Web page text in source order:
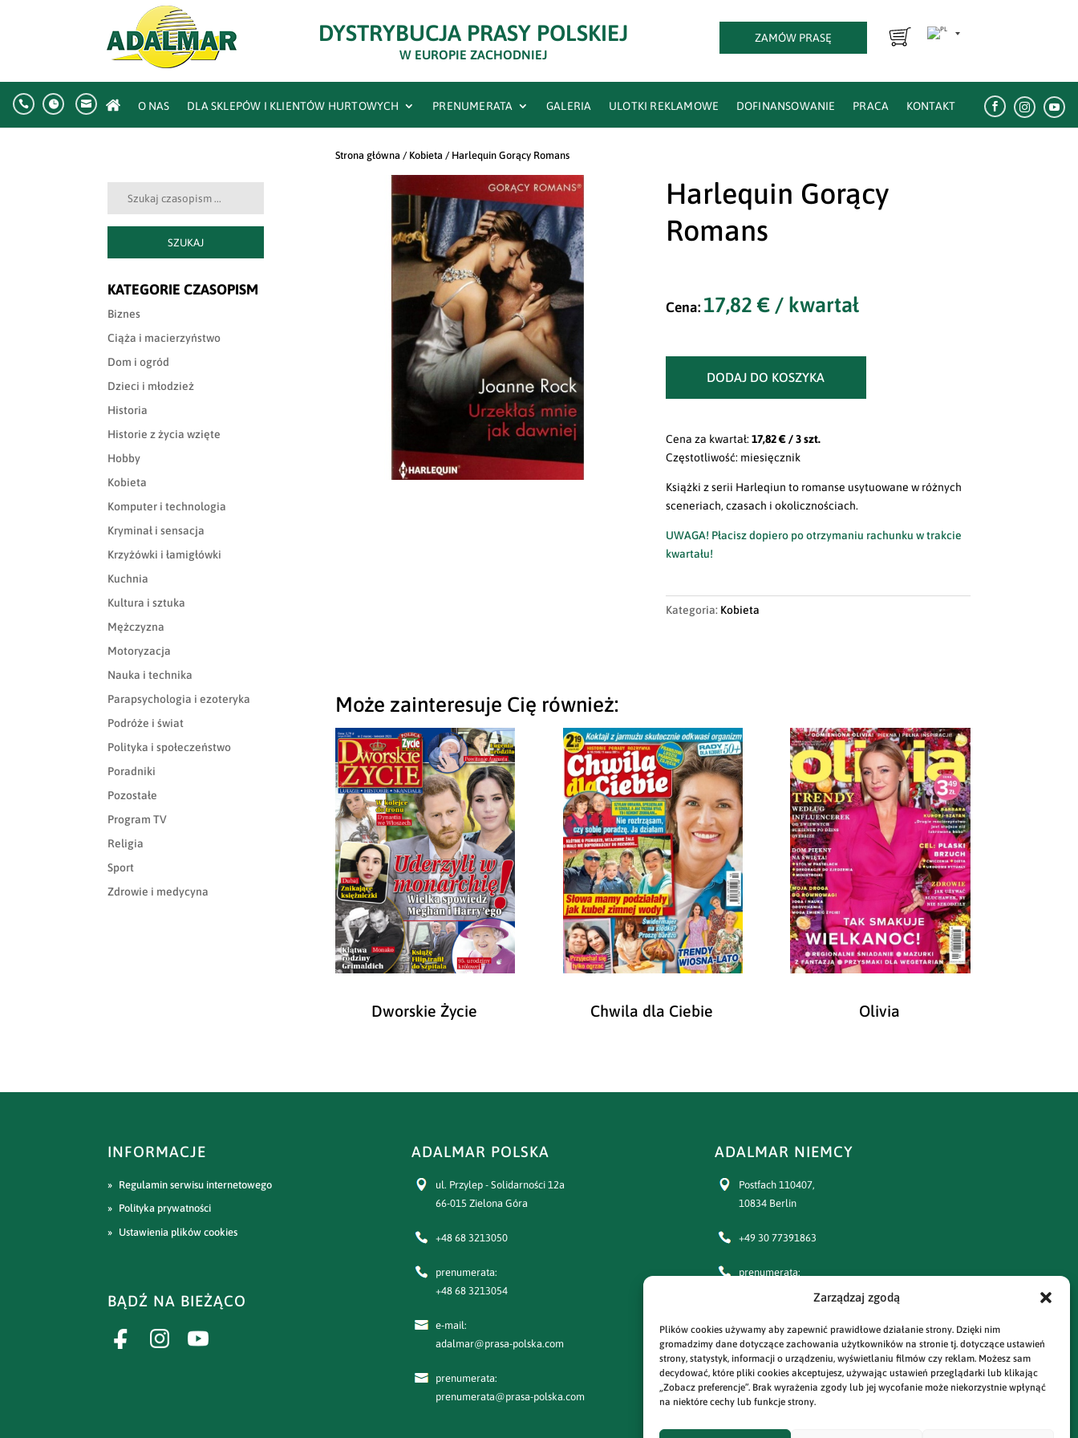
Zarządzaj zgodą
Plików cookies używamy aby zapewnić prawidłowe działanie strony. Dzięki nim
gromadzimy dane dotyczące zachowania użytkowników na stronie tj. dotyczące ustawień
strony, statystyk, informacji o urządzeniu, wyświetlaniu filmów czy reklam. Możesz sam
decydować, które pliki cookies akceptujesz, używając ustawień przeglądarki lub klikając
„Zobacz preferencje”. Brak wyrażenia zgody lub jej wycofanie może niekorzystnie wpłynąć
na niektóre cechy lub funkcje strony.
DYSTRYBUCJA PRASY POLSKIEJ
W EUROPIE ZACHODNIEJ
ZAMÓW PRASĘ
   O NAS DLA SKLEPÓW I KLIENTÓW HURTOWYCH PRENUMERATA GALERIA ULOTKI REKLAMOWE DOFINANSOWANIE PRACA KONTAKT   
Strona główna/ Kobieta/ Harlequin Gorący Romans
Harlequin Gorący
Romans
17,82€/ kwartał
DODAJ DO KOSZYKA
Cena za kwartał: 17,82 € / 3 szt.
Częstotliwość: miesięcznik
Książki z serii Harleqiun to romanse usytuowane w różnych
sceneriach, czasach i okolicznościach.
UWAGA! Płacisz dopiero po otrzymaniu rachunku w trakcie
kwartału!
Kategoria: Kobieta
Może zainteresuje Cię również:
Dworskie Życie Chwila dla Ciebie Olivia
Szukaj:
SZUKAJ
KATEGORIE CZASOPISM
Biznes
Ciąża i macierzyństwo
Dom i ogród
Dzieci i młodzież
Historia
Historie z życia wzięte
Hobby
Kobieta
Komputer i technologia
Kryminał i sensacja
Krzyżówki i łamigłówki
Kuchnia
Kultura i sztuka
Mężczyzna
Motoryzacja
Nauka i technika
Parapsychologia i ezoteryka
Podróże i świat
Polityka i społeczeństwo
Poradniki
Pozostałe
Program TV
Religia
Sport
Zdrowie i medycyna
INFORMACJE
Regulamin serwisu internetowego
Polityka prywatności
Ustawienia plików cookies
BĄDŹ NA BIEŻĄCO
ADALMAR POLSKA
ul. Przylep - Solidarności 12a
66-015 Zielona Góra
+48 68 3213050
prenumerata:
+48 68 3213054
e-mail:
adalmar@prasa-polska.com
prenumerata:
prenumerata@prasa-polska.com
ADALMAR NIEMCY
Postfach 110407,
10834 Berlin
+49 30 77391863
prenumerata:
+49 30 77391864
e-mail:
adalmar@prasa-polska.com
prenumerata:
prenumerata@prasa-polska.com